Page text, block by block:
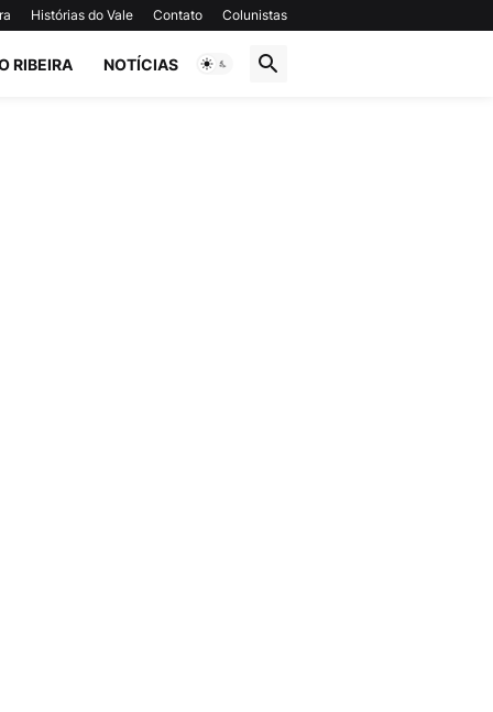
Histórias do Vale Contato Colunistas
RIBEIRA NOTÍCIAS